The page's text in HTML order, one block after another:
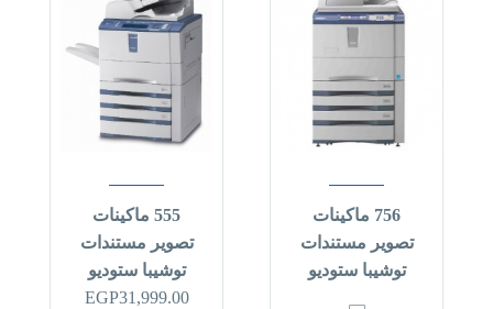
756 ماكينات
تصوير مستندات
توشيبا ستوديو
555 ماكينات
تصوير مستندات
توشيبا ستوديو
EGP31,999.00